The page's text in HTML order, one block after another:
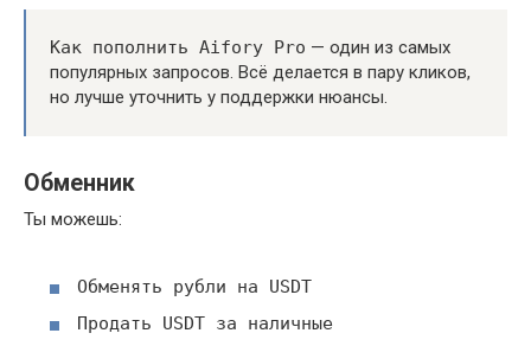
Как пополнить Aifory Pro — один из самых
популярных запросов. Всё делается в пару кликов,
но лучше уточнить у поддержки нюансы.
Обменник
Ты можешь:
Обменять рубли на USDT
Продать USDT за наличные